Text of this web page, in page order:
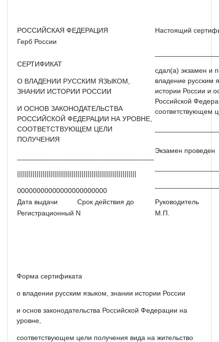
РОССИЙСКАЯ ФЕДЕРАЦИЯ
Настоящий
Герб России
СЕРТИФИКАТ
О ВЛАДЕНИИ РУССКИМ ЯЗЫКОМ,
ЗНАНИИ ИСТОРИИ РОССИИ
И ОСНОВ ЗАКОНОДАТЕЛЬСТВА
РОССИЙСКОЙ ФЕДЕРАЦИИ НА УРОВНЕ,
СООТВЕТСТВУЮЩЕМ ЦЕЛИ
ПОЛУЧЕНИЯ
|||||||||||||||||||||||||||||||||||||||||||||||||||||||||||||
00000000000000000000000
сдал(а) экзамен и
владение русским
истории России и
Российской
соответствующем
Экзамен проведен
Дата выдачи Срок действия до
Руководитель
Регистрационный N
М.П.
Форма сертификата
о владении русским языком, знании истории России
и основ законодательства Российской Федерации на
уровне,
соответствующем цели получения вида на жительство